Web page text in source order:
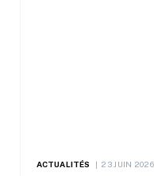
ACTUALITÉS 23 JUIN 2026